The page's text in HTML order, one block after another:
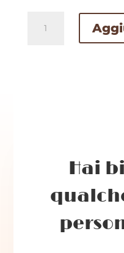
PASTA
Hai